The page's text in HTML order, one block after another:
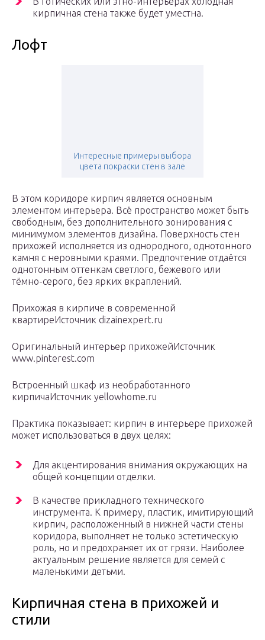
кирпичная стена также будет уместна.
Лофт
Интересные примеры выбора
цвета покраски стен в зале
В этом коридоре кирпич является основным
элементом интерьера. Всё пространство может быть
свободным, без дополнительного зонирования с
минимумом элементов дизайна. Поверхность стен
прихожей исполняется из однородного, однотонного
камня с неровными краями. Предпочтение отдаётся
однотонным оттенкам светлого, бежевого или
тёмно-серого, без ярких вкраплений.
Прихожая в кирпиче в современной
квартиреИсточник dizainexpert.ru
Оригинальный интерьер прихожейИсточник
www.pinterest.com
Встроенный шкаф из необработанного
кирпичаИсточник yellowhome.ru
Практика показывает: кирпич в интерьере прихожей
может использоваться в двух целях:
Для акцентирования внимания окружающих на
общей концепции отделки.
В качестве прикладного технического
инструмента. К примеру, пластик, имитирующий
кирпич, расположенный в нижней части стены
коридора, выполняет не только эстетическую
роль, но и предохраняет их от грязи. Наиболее
актуальным решение является для семей с
маленькими детьми.
Кирпичная стена в прихожей и
стили